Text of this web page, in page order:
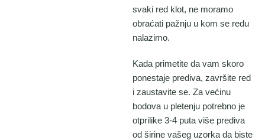
svaki red klot, ne moramo
obraćati pažnju u kom se redu
nalazimo.
Kada primetite da vam skoro
ponestaje prediva, završite red
i zaustavite se. Za većinu
bodova u pletenju potrebno je
otprilike 3-4 puta više prediva
od širine vašeg uzorka da biste